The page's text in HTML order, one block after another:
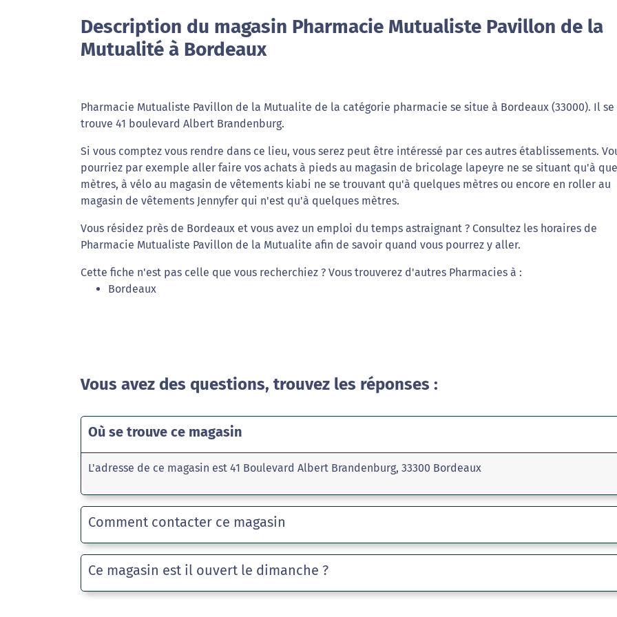
Description du magasin Pharmacie Mutualiste Pavillon de la
Mutualité à Bordeaux
Pharmacie Mutualiste Pavillon de la Mutualite de la catégorie pharmacie se situe à Bordeaux (33000). Il se
trouve 41 boulevard Albert Brandenburg.
Si vous comptez vous rendre dans ce lieu, vous serez peut être intéressé par ces autres établissements.
pourriez par exemple aller faire vos achats à pieds au magasin de bricolage lapeyre ne se situant qu'à
mètres, à vélo au magasin de vêtements kiabi ne se trouvant qu'à quelques mètres ou encore en roller au
magasin de vêtements Jennyfer qui n'est qu'à quelques mètres.
Vous résidez près de Bordeaux et vous avez un emploi du temps astraignant ? Consultez les horaires de
Pharmacie Mutualiste Pavillon de la Mutualite afin de savoir quand vous pourrez y aller.
Cette fiche n'est pas celle que vous recherchiez ? Vous trouverez d'autres Pharmacies à :
Bordeaux
Vous avez des questions, trouvez les réponses :
Où se trouve ce magasin
L'adresse de ce magasin est 41 Boulevard Albert Brandenburg, 33300 Bordeaux
Comment contacter ce magasin
Ce magasin est il ouvert le dimanche ?